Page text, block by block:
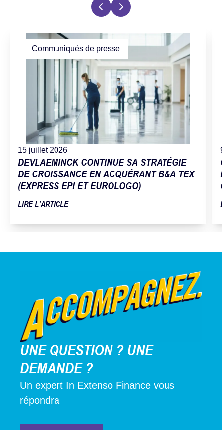
Communiqués de presse
15 juillet 2026
DEVLAEMINCK CONTINUE SA STRATÉGIE
DE CROISSANCE EN ACQUÉRANT B&A TEX
(EXPRESS EPI ET EUROLOGO)
LIRE L’ARTICLE
UNE QUESTION ? UNE
DEMANDE ?
Un expert In Extenso Finance vous
répondra